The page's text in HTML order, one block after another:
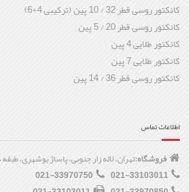
کانکتور روسی قطر 32 / 10 پین (ترکیبی 4+6)
کانکتور روسی قطر 20 / 5 پین
کانکتور طلایی 4 پین
کانکتور طلایی 7 پین
کانکتور روسی قطر 36 / 14 پین
اطلاعات تماس
فروشگاه:تهران، لاله زار جنوبی، پاساژ بوشهری، طبقه
021-33103011
021-33970750